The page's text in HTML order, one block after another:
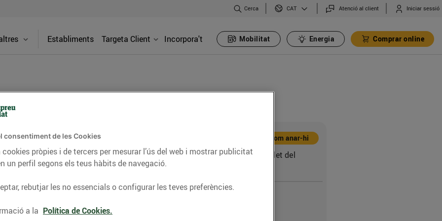
Cerca CAT Atenció al client Iniciar sessió
Establiments Targeta Client Incorpora't Mobilitat Energia Comprar online
(Mercat
Municipal) trobaràs tot el que
proximitat, carnisseria, xarcuteria al
Com anar-hi
C. Burgos, 15 (08100) Mollet del
consentiment de les Cookies
pròpies i de tercers per mesurar l’ús del web i mostrar publicitat
un perfil segons els teus hàbits de navegació.
rebutjar les no essencials o configurar les teves preferències.
a la Política de Cookies.